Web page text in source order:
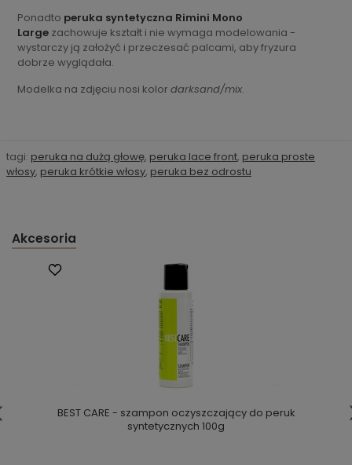
Ponadto peruka syntetyczna Rimini Mono
Large zachowuje kształt i nie wymaga modelowania -
wystarczy ją założyć i przeczesać palcami, aby fryzura
dobrze wyglądała.
Modelka na zdjęciu nosi kolor darksand/mix.
tagi: peruka na dużą głowę, peruka lace front, peruka proste
włosy, peruka krótkie włosy, peruka bez odrostu
Akcesoria
BEST CARE - szampon oczyszczający do peruk
syntetycznych 100g